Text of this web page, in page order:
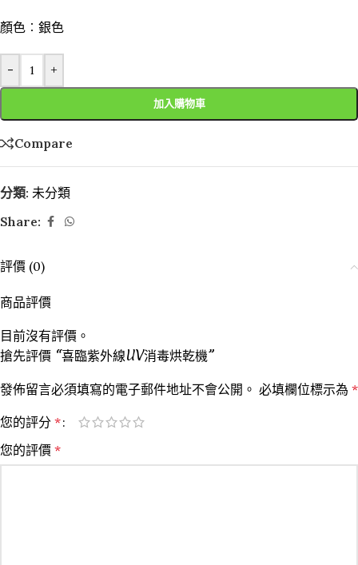
顏色︰銀色
- +
加入購物車
Compare
分類: 未分類
Share:
評價 (0)
商品評價
目前沒有評價。
搶先評價 “喜臨紫外線UV消毒烘乾機”
發佈留言必須填寫的電子郵件地址不會公開。 必填欄位標示為 *
您的評分 *
您的評價 *